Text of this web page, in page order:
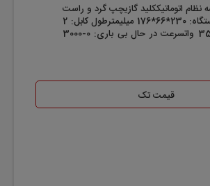
نظام اتوماتیککلید گازیچپ گرد و راست
گردابعاد دستگاه: 230*66*176 میلیمترطول کابل: 2
مترتوان: 350 واتسرعت در حال بی باری: 0-3000
قیمت تک